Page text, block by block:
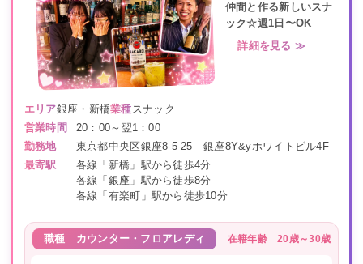
仲間と作る新しいスナ
ック☆週1日〜OK
詳細を見る ≫
エリア銀座・新橋業種スナック
営業時間
20：00～翌1：00
勤務地
東京都中央区銀座8-5-25 銀座8Y&yホワイトビル4F
最寄駅
各線「新橋」駅から徒歩4分
各線「銀座」駅から徒歩8分
各線「有楽町」駅から徒歩10分
職種 カウンター・フロアレディ 在籍年齢20歳～30歳